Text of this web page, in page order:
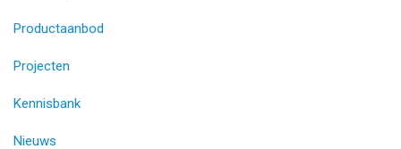
Productaanbod
Projecten
Kennisbank
Nieuws